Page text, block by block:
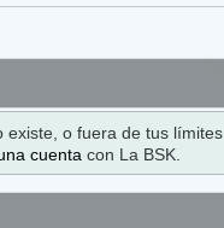
o fuera de tus límites.
cuenta con La BSK.